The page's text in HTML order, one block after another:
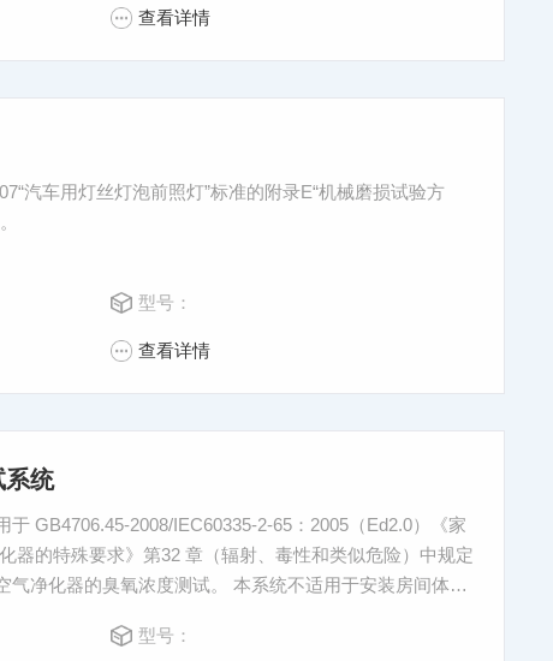
查看详情
汽车用灯丝灯泡前照灯”标准的附录E“机械磨损试验方
型号：
查看详情
系统
GB4706.45-2008/IEC60335-2-65：2005（Ed2.0）《家
器的特殊要求》第32 章（辐射、毒性和类似危险）中规定
气净化器的臭氧浓度测试。 本系统不适用于安装房间体积
型号：